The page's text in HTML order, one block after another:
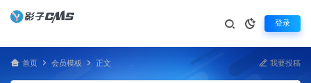
登录
首页 会员模板 正文 我要投稿